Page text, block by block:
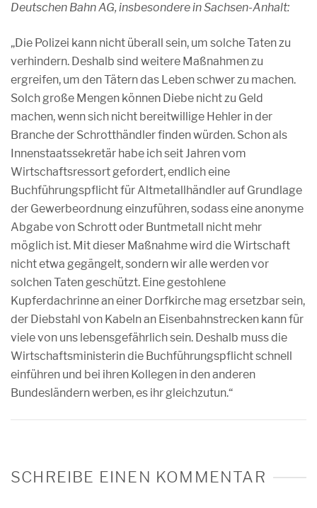
Deutschen Bahn AG, insbesondere in Sachsen-Anhalt:
„Die Polizei kann nicht überall sein, um solche Taten zu
verhindern. Deshalb sind weitere Maßnahmen zu
ergreifen, um den Tätern das Leben schwer zu machen.
Solch große Mengen können Diebe nicht zu Geld
machen, wenn sich nicht bereitwillige Hehler in der
Branche der Schrotthändler finden würden. Schon als
Innenstaatssekretär habe ich seit Jahren vom
Wirtschaftsressort gefordert, endlich eine
Buchführungspflicht für Altmetallhändler auf Grundlage
der Gewerbeordnung einzuführen, sodass eine anonyme
Abgabe von Schrott oder Buntmetall nicht mehr
möglich ist. Mit dieser Maßnahme wird die Wirtschaft
nicht etwa gegängelt, sondern wir alle werden vor
solchen Taten geschützt. Eine gestohlene
Kupferdachrinne an einer Dorfkirche mag ersetzbar sein,
der Diebstahl von Kabeln an Eisenbahnstrecken kann für
viele von uns lebensgefährlich sein. Deshalb muss die
Wirtschaftsministerin die Buchführungspflicht schnell
einführen und bei ihren Kollegen in den anderen
Bundesländern werben, es ihr gleichzutun.“
SCHREIBE EINEN KOMMENTAR